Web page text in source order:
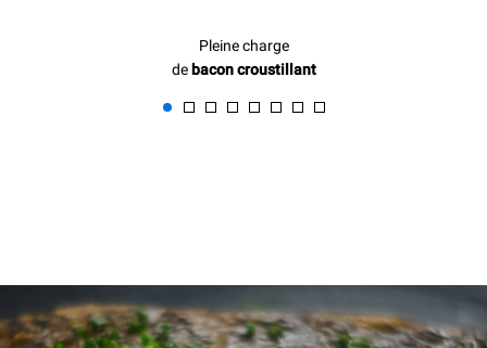
Pleine charge
de bacon croustillant